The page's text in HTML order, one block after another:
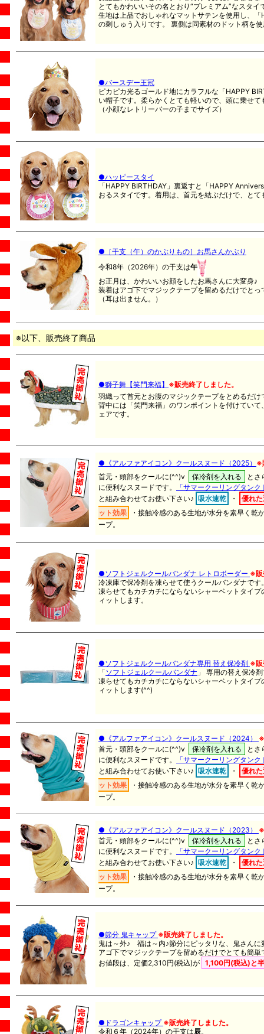
とてもかわいいその名とおり“プレミアム”なスタイ
生地は上品でおしゃれなマットサテンを使用し、
の刺しゅう入りです。 裏側は同素材のドット柄を
●バースデー王冠
ピカピカ光るゴールド地にカラフルな「HAPPY
い帽子です。柔らかくとても軽いので、頭に乗せ
（小顔なレトリーバーの子までサイズ）
●ハッピースタイ
「HAPPY BIRTHDAY」裏返すと「HAPPY
おるスタイです。着用は、首元を結ぶだけで、と
●［干支（午）のかぶりもの］お馬さんかぶり
令和8年（2026年）の干支は午
お正月は、かわいいお顔をしたお馬さんに大変身♪
装着はアゴ下でマジックテープを留めるだけでと
（耳は出ません。）
※以下、販売終了商品
●獅子舞【笑門来福】 ※販売終了しました。
羽織って首元とお腹のマジックテープをとめるだけ
背中には「笑門来福」のワンポイントを付けてい
ェアです。
●《アルファアイコン》クールスヌード（2025） ※
首元・頭部をクールに(^^)v
保冷剤を入れる
とさ
に便利なスヌードです。
「サマークーリングタンク
と組み合わせてお使い下さい♪ 吸水速乾 ・
優れ
ット効果
・ 接触冷感のある生地が水分を素早く乾
ープ。
●ソフトジェルクールバンダナ レトロボーダー ※販
冷凍庫で保冷剤を凍らせて使うクールバンダナです
凍らせてもカチカチにならないシャーベットタイ
ィットします。
●ソフトジェルクールバンダナ専用 替え保冷剤 ※販
「ソフトジェルクールバンダナ 」 専用の替え保冷
凍らせてもカチカチにならないシャーベットタイ
ィットします(^^)
●《アルファアイコン》クールスヌード（2024）
首元・頭部をクールに(^^)v
保冷剤を入れる
とさ
に便利なスヌードです。
「サマークーリングタンク
と組み合わせてお使い下さい♪ 吸水速乾 ・
優れ
ット効果
・ 接触冷感のある生地が水分を素早く乾
ープ。
●《アルファアイコン》クールスヌード（2023）
首元・頭部をクールに(^^)v
保冷剤を入れる
とさ
に便利なスヌードです。
「サマークーリングタンク
と組み合わせてお使い下さい♪ 吸水速乾 ・
優れ
ット効果
・ 接触冷感のある生地が水分を素早く乾
ープ。
●節分 鬼キャップ ※販売終了しました。
鬼は～外♪ 福は～内♪節分にピッタリな、鬼さんに
アゴ下でマジックテープを留めるだけでとても簡単
お値段は、定価2,310円(税込)が 1,100円(税込)と
●ドラゴンキャップ ※販売終了しました。
令和６年（2024年）の干支は辰。